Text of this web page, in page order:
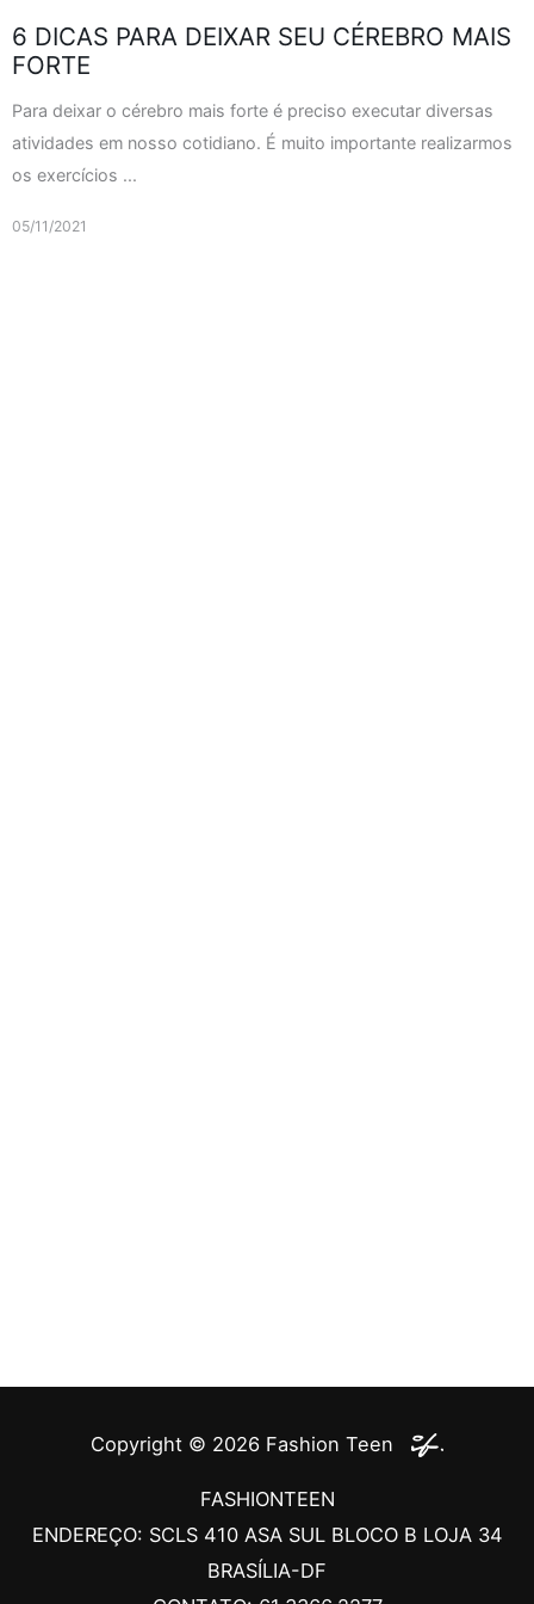
6 DICAS PARA DEIXAR SEU CÉREBRO MAIS
FORTE
Para deixar o cérebro mais forte é preciso executar diversas
atividades em nosso cotidiano. É muito importante realizarmos
os exercícios ...
05/11/2021
Copyright © 2026 Fashion Teen
FASHIONTEEN
ENDEREÇO: SCLS 410 ASA SUL BLOCO B LOJA 34
BRASÍLIA-DF